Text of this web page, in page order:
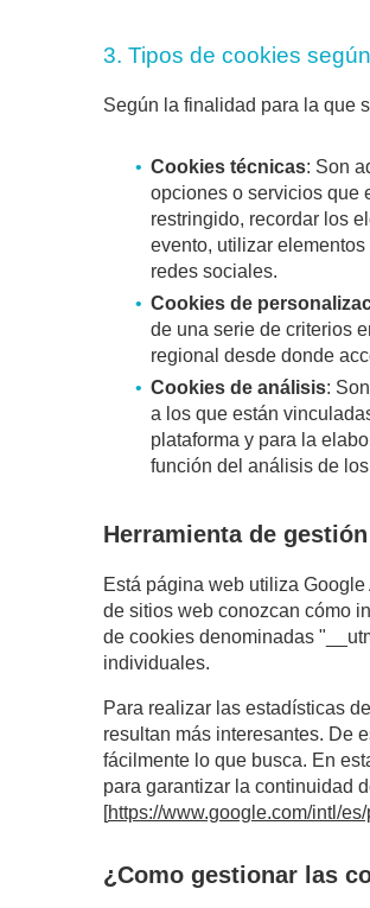
3. Tipos de cookies
Según la finalidad para la que
Cookies técnicas: Son
opciones o servicios que
restringido, recordar los
evento, utilizar
redes sociales.
Cookies de
de una serie de criterios
regional desde donde
Cookies de análisis:
a los que están
plataforma y para la
función del análisis de
Herramienta de
Está página web utiliza
de sitios web conozcan cómo
de cookies denominadas
individuales.
Para realizar las estadísticas
resultan más interesantes. De
fácilmente lo que busca. En
para garantizar la continuidad
[https://www.google.com/intl/
¿Como gestionar las